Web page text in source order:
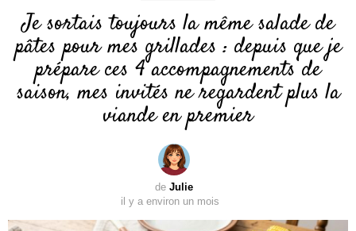
Je sortais toujours la même salade de
pâtes pour mes grillades : depuis que je
prépare ces 4 accompagnements de
saison, mes invités ne regardent plus la
viande en premier
de Julie
il y a environ un mois